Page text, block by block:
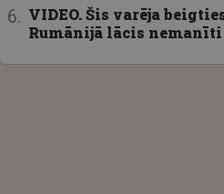
VIDEO. Šis varēja
Rumānijā lācis